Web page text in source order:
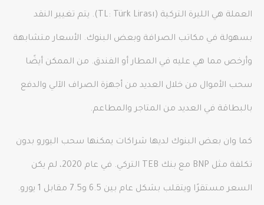
العملة هي الليرة التركية (TL: Türk Lirası). يتم تغيير النقد
بسهولة في مكاتب الصرافة وبعض البنوك. الأسعار متشابهة
وأرخص مما هي عليه في المطار أو الفندق. من الممكن أيضًا
سحب الأموال من خلال العديد من أجهزة الصراف الآلي والدفع
بالبطاقة في العديد من المتاجر والمطاعم.
كما وان بعض البنوك لديها شراكات يمكنها سحب اليورو بدون
تكلفة مثل BNP مع بنك TEB التركي. في عام 2020، لم يكن
السعر مستقرًا ويتقلب بشكل عام بين 6.5 و7.5 مقابل 1 يورو.